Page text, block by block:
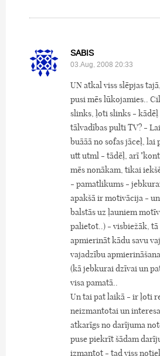
SABIS
03.Aug, 2008 20:33
UN atkal viss slēpjas
pusi mēs lūkojamies..
slinks, ļoti slinks -
tālvadības pulti TV? -
buāāā no sofas jāceļ, lai
utt utml - tādēļ, arī
mēs nonākam, tikai
- pamatlikums -
apakšā ir motivācija -
balstās uz ļauniem
palietot..) - visbiežāk,
apmierināt kādu savu
vajadzību
(kā jebkurai dzīvai un
visa pamatā..
Un tai pat laikā - ir ļoti
neizmantotai un
atkarīgs no darījuma
puse piekrīt šādam
izmantot - tad viss